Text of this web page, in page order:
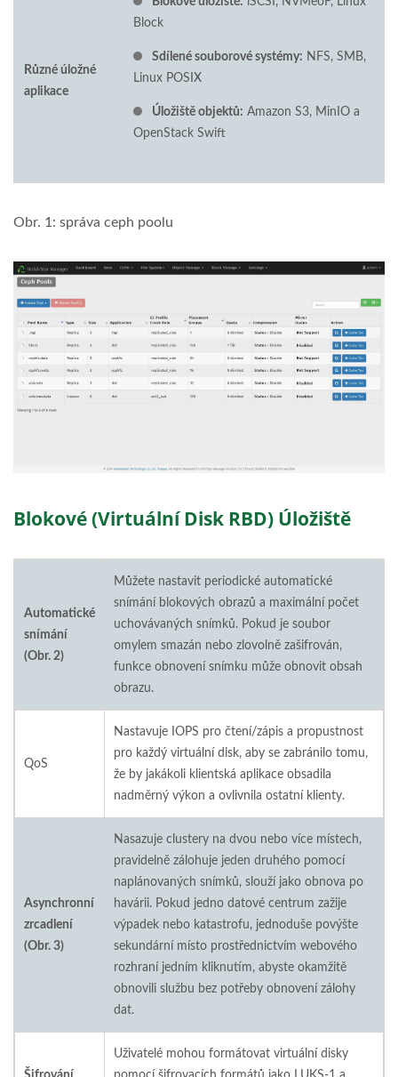
Různé úložné
aplikace
Block
Sdílené souborové systémy: NFS, SMB,
Linux POSIX
Úložiště objektů: Amazon S3, MinIO a
OpenStack Swift
Obr. 1: správa ceph poolu
Blokové (virtuální Disk RBD) Úložiště
Automatické
snímání
(Obr. 2)
Můžete nastavit periodické automatické
snímání blokových obrazů a maximální počet
uchovávaných snímků. Pokud je soubor
omylem smazán nebo zlovolně zašifrován,
funkce obnovení snímku může obnovit obsah
obrazu.
QoS
Nastavuje IOPS pro čtení/zápis a propustnost
pro každý virtuální disk, aby se zabránilo tomu,
že by jakákoli klientská aplikace obsadila
nadměrný výkon a ovlivnila ostatní klienty.
Asynchronní
zrcadlení
(Obr. 3)
Nasazuje clustery na dvou nebo více místech,
pravidelně zálohuje jeden druhého pomocí
naplánovaných snímků, slouží jako obnova po
havárii. Pokud jedno datové centrum zažije
výpadek nebo katastrofu, jednoduše povýšte
sekundární místo prostřednictvím webového
rozhraní jedním kliknutím, abyste okamžitě
obnovili službu bez potřeby obnovení zálohy
dat.
Uživatelé mohou formátovat virtuální disky